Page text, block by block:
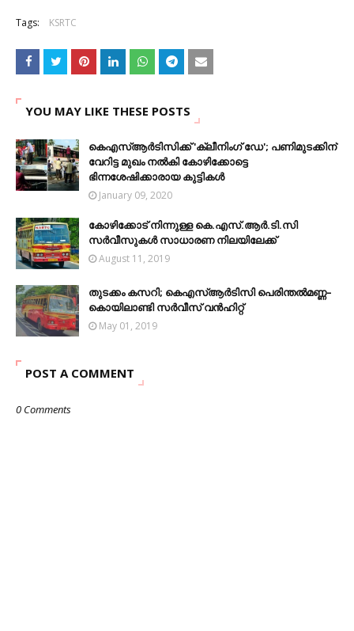
Tags: KSRTC
YOU MAY LIKE THESE POSTS
കെഎസ്ആർടിസിക്ക് 'ക്ലീനിംഗ് ഡേ'; പണിമുടക്കിന്
വേറിട്ട മുഖം നല്‍കി കോഴിക്കോട്ടെ
ഭിന്നശേഷിക്കാരായ കുട്ടികൾ
January 09, 2020
കോഴിക്കോട് നിന്നുള്ള കെ.എസ്.ആര്‍.ടി.സി
സര്‍വീസുകള്‍ സാധാരണ നിലയിലേക്ക്
August 11, 2019
തുടക്കം കസറി; കെഎസ്ആർടിസി പെരിന്തൽമണ്ണ–
കൊയിലാണ്ടി സർവീസ് വൻഹിറ്റ്
May 01, 2019
POST A COMMENT
0 Comments